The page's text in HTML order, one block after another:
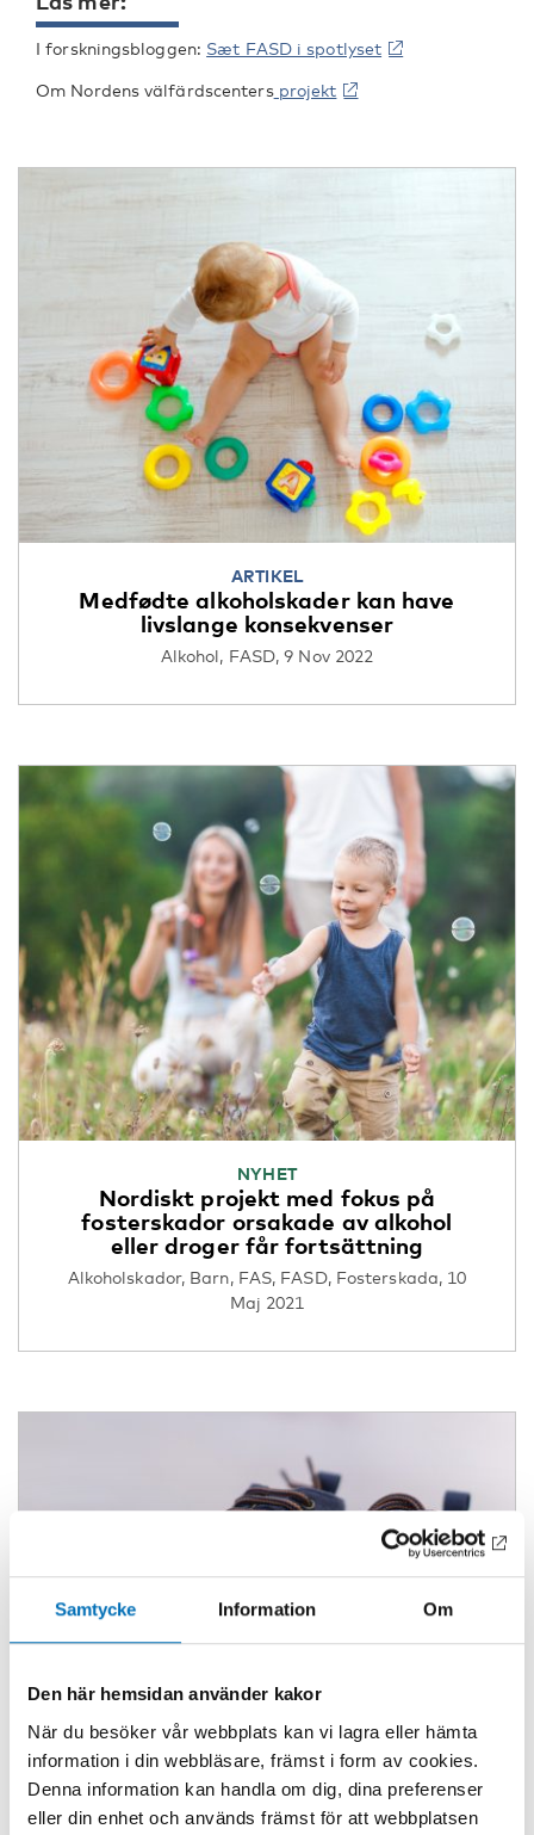
Samtycke Information Om
Den här hemsidan använder kakor
När du besöker vår webbplats kan vi lagra eller hämta
information i din webbläsare, främst i form av cookies.
Denna information kan handla om dig, dina preferenser
eller din enhet och används främst för att webbplatsen
I forskningsbloggen: Sæt FASD i spotlyset
Om Nordens välfärdscentersprojekt
ARTIKEL
Medfødte alkoholskader kan have
livslange konsekvenser
Alkohol, FASD, 9 Nov 2022
NYHET
Nordiskt projekt med fokus på
fosterskador orsakade av alkohol
eller droger får fortsättning
Alkoholskador, Barn, FAS, FASD, Fosterskada, 10
Maj 2021
ARTIKEL